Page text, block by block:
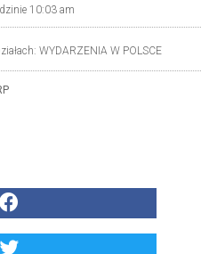
10:03 am
WYDARZENIA W POLSCE